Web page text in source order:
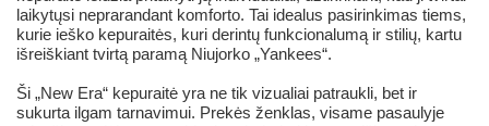
laikytųsi neprarandant komforto. Tai idealus pasirinkimas tiems,
kurie ieško kepuraitės, kuri derintų funkcionalumą ir stilių, kartu
išreiškiant tvirtą paramą Niujorko „Yankees“.
Ši „New Era“ kepuraitė yra ne tik vizualiai patraukli, bet ir
sukurta ilgam tarnavimui. Prekės ženklas, visame pasaulyje